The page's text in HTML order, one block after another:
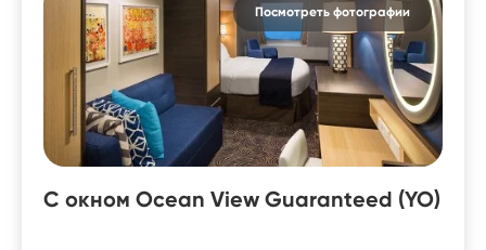
Посмотреть фотографии
С окном Ocean View Guaranteed (YO)